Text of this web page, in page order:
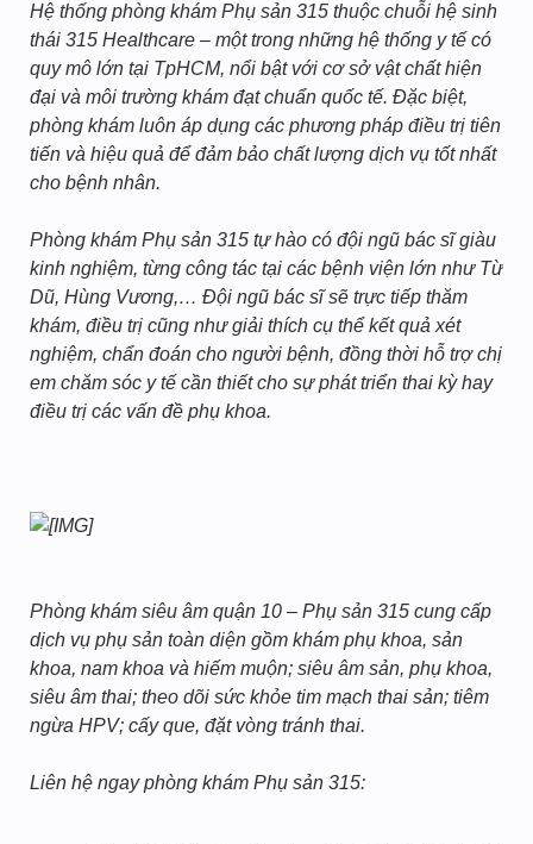
Hệ thống phòng khám Phụ sản 315 thuộc chuỗi hệ sinh
thái 315 Healthcare – một trong những hệ thống y tế có
quy mô lớn tại TpHCM, nổi bật với cơ sở vật chất hiện
đại và môi trường khám đạt chuẩn quốc tế. Đặc biệt,
phòng khám luôn áp dụng các phương pháp điều trị tiên
tiến và hiệu quả để đảm bảo chất lượng dịch vụ tốt nhất
cho bệnh nhân.
Phòng khám Phụ sản 315 tự hào có đội ngũ bác sĩ giàu
kinh nghiệm, từng công tác tại các bệnh viện lớn như Từ
Dũ, Hùng Vương,… Đội ngũ bác sĩ sẽ trực tiếp thăm
khám, điều trị cũng như giải thích cụ thể kết quả xét
nghiệm, chẩn đoán cho người bệnh, đồng thời hỗ trợ chị
em chăm sóc y tế cần thiết cho sự phát triển thai kỳ hay
điều trị các vấn đề phụ khoa.
Phòng khám siêu âm quận 10 – Phụ sản 315 cung cấp
dịch vụ phụ sản toàn diện gồm khám phụ khoa, sản
khoa, nam khoa và hiếm muộn; siêu âm sản, phụ khoa,
siêu âm thai; theo dõi sức khỏe tim mạch thai sản; tiêm
ngừa HPV; cấy que, đặt vòng tránh thai.
Liên hệ ngay phòng khám Phụ sản 315: